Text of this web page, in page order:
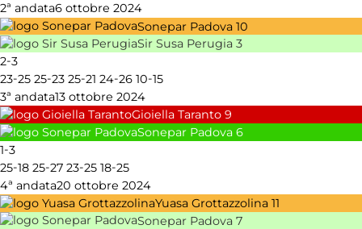
2ª andata6 ottobre 2024
Sonepar Padova 10
Sir Susa Perugia 3
2-3
23-25 25-23 25-21 24-26 10-15
3ª andata13 ottobre 2024
Gioiella Taranto 9
Sonepar Padova 6
1-3
25-18 25-27 23-25 18-25
4ª andata20 ottobre 2024
Yuasa Grottazzolina 11
Sonepar Padova 7